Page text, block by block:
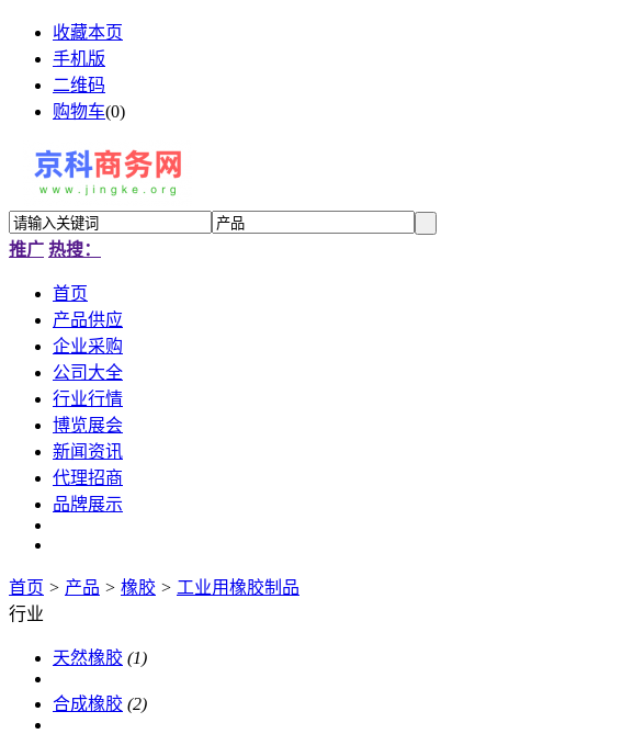
收藏本页
手机版
二维码
购物车(0)
推广 热搜：
首页
产品供应
企业采购
公司大全
行业行情
博览展会
新闻资讯
代理招商
品牌展示
首页 > 产品 > 橡胶 > 工业用橡胶制品
行业
天然橡胶 (1)
合成橡胶 (2)